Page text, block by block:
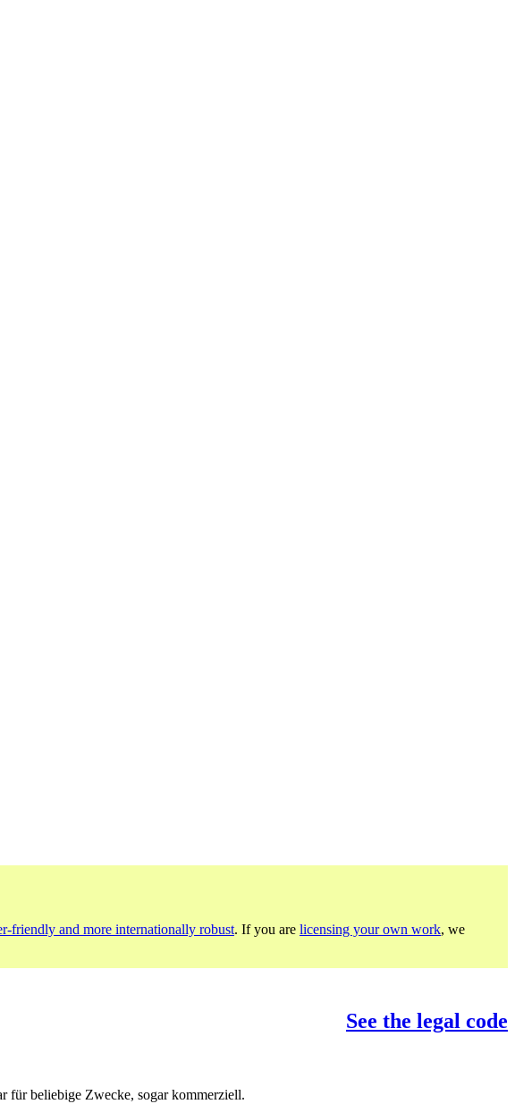
friendly and more internationally robust. If you are licensing your own work, we
See the legal code
für beliebige Zwecke, sogar kommerziell.